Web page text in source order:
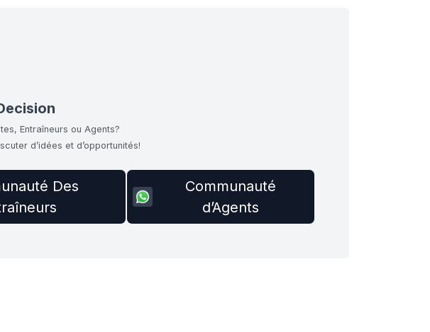
Entraîneurs ou Agents?
d’idées et d’opportunités!
Des
Communauté
d’Agents